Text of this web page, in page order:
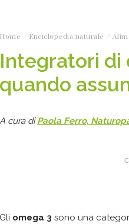
Home Enciclopedia naturale
Integratori di
quando
A cura diPaola Ferro,
Gli omega 3 sono una